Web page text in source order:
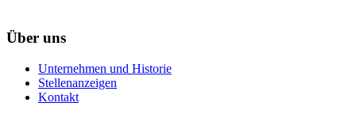
Über uns
Unternehmen und Historie
Stellenanzeigen
Kontakt